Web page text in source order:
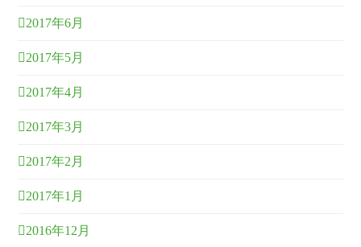
2017年6月
2017年5月
2017年4月
2017年3月
2017年2月
2017年1月
2016年12月